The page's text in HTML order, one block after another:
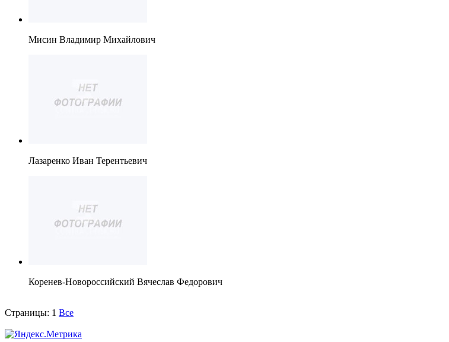
Мисин Владимир Михайлович
Лазаренко Иван Терентьевич
Коренев-Новороссийский Вячеслав Федорович
Страницы: 1 Все